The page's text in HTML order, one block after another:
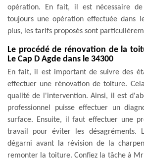
opération. En fait, il est nécessaire
toujours une opération effectuée dans
plus, les tarifs proposés sont
Le procédé de rénovation de la
Le Cap D Agde dans le 34300
En fait, il est important de suivre des
effectuer une rénovation de toiture.
qualité de l'intervention. Ainsi, il est
professionnel puisse effectuer un
surface. Ensuite, il faut effectuer une
travail pour éviter les désagréments.
dégarni avant la révision de la
remonter la toiture. Confiez la tâche à